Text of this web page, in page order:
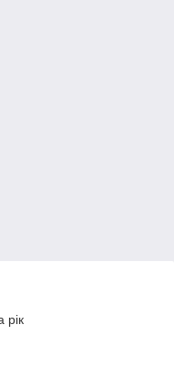
рік